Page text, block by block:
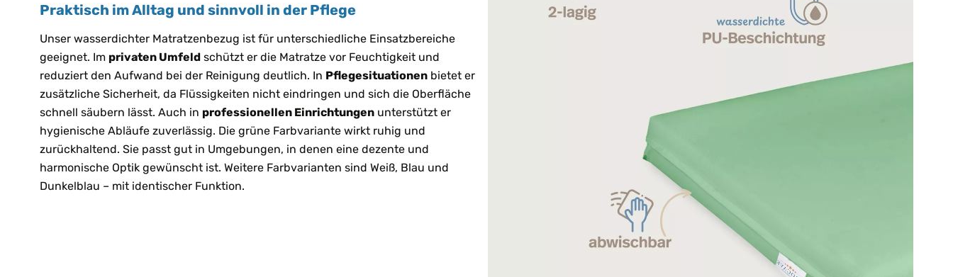
Praktisch im Alltag und sinnvoll in der Pflege
Unser wasserdichter Matratzenbezug ist für unterschiedliche Einsatzbereiche
geeignet. Im privaten Umfeld schützt er die Matratze vor Feuchtigkeit und
reduziert den Aufwand bei der Reinigung deutlich. In Pflegesituationen bietet er
zusätzliche Sicherheit, da Flüssigkeiten nicht eindringen und sich die Oberfläche
schnell säubern lässt. Auch in professionellen Einrichtungen unterstützt er
hygienische Abläufe zuverlässig. Die grüne Farbvariante wirkt ruhig und
zurückhaltend. Sie passt gut in Umgebungen, in denen eine dezente und
harmonische Optik gewünscht ist. Weitere Farbvarianten sind Weiß, Blau und
Dunkelblau – mit identischer Funktion.